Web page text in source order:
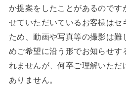
か提案をしたことがあるのです
せていただいているお客様は
ため、動画や写真等の撮影は
めご希望に沿う形でお知らせす
れませんが、何卒ご理解いただ
ありません。